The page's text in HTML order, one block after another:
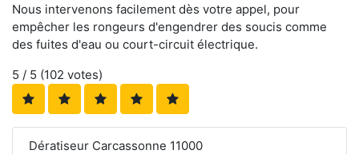
Nous intervenons facilement dès votre appel, pour
empêcher les rongeurs d'engendrer des soucis comme
des fuites d'eau ou court-circuit électrique.
5 / 5 (102 votes)
Dératiseur Carcassonne 11000